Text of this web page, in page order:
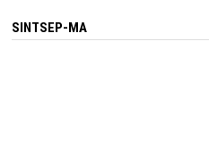
SINTSEP-MA